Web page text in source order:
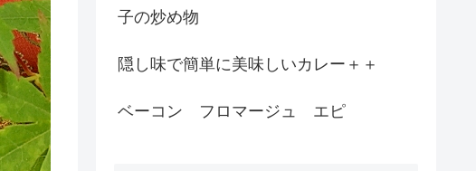
子の炒め物
隠し味で簡単に美味しいカレー＋＋
ベーコン フロマージュ エピ